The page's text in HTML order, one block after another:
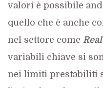
valori è possibile
quello che è anche
nel settore come
variabili chiave si
nei limiti prestabiliti